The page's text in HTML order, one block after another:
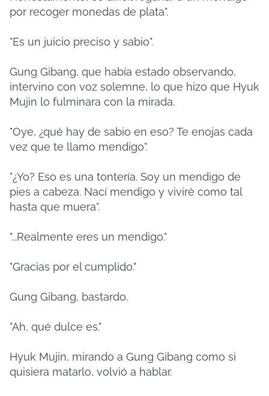
por recoger monedas de plata".
"Es un juicio preciso y sabio".
Gung Gibang, que había estado observando,
intervino con voz solemne, lo que hizo que Hyuk
Mujin lo fulminara con la mirada.
"Oye, ¿qué hay de sabio en eso? Te enojas cada
vez que te llamo mendigo".
"¿Yo? Eso es una tontería. Soy un mendigo de
pies a cabeza. Nací mendigo y viviré como tal
hasta que muera".
"...Realmente eres un mendigo."
"Gracias por el cumplido."
Gung Gibang, bastardo.
"Ah, qué dulce es."
Hyuk Mujin, mirando a Gung Gibang como si
quisiera matarlo, volvió a hablar.